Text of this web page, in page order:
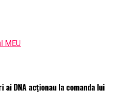
DNA acţionau la comanda lui